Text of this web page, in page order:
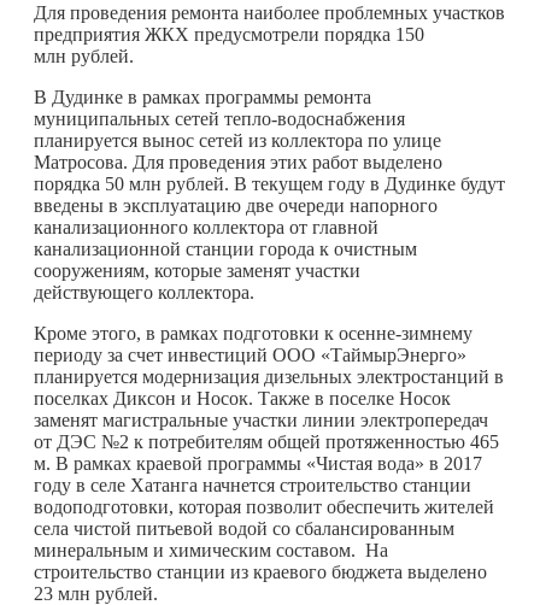
Для проведения ремонта наиболее проблемных участков
предприятия ЖКХ предусмотрели порядка 150
млн рублей.
В Дудинке в рамках программы ремонта
муниципальных сетей тепло-водоснабжения
планируется вынос сетей из коллектора по улице
Матросова. Для проведения этих работ выделено
порядка 50 млн рублей. В текущем году в Дудинке будут
введены в эксплуатацию две очереди напорного
канализационного коллектора от главной
канализационной станции города к очистным
сооружениям, которые заменят участки
действующего коллектора.
Кроме этого, в рамках подготовки к осенне-зимнему
периоду за счет инвестиций ООО «ТаймырЭнерго»
планируется модернизация дизельных электростанций в
поселках Диксон и Носок. Также в поселке Носок
заменят магистральные участки линии электропередач
от ДЭС №2 к потребителям общей протяженностью 465
м. В рамках краевой программы «Чистая вода» в 2017
году в селе Хатанга начнется строительство станции
водоподготовки, которая позволит обеспечить жителей
села чистой питьевой водой со сбалансированным
минеральным и химическим составом. На
строительство станции из краевого бюджета выделено
23 млн рублей.